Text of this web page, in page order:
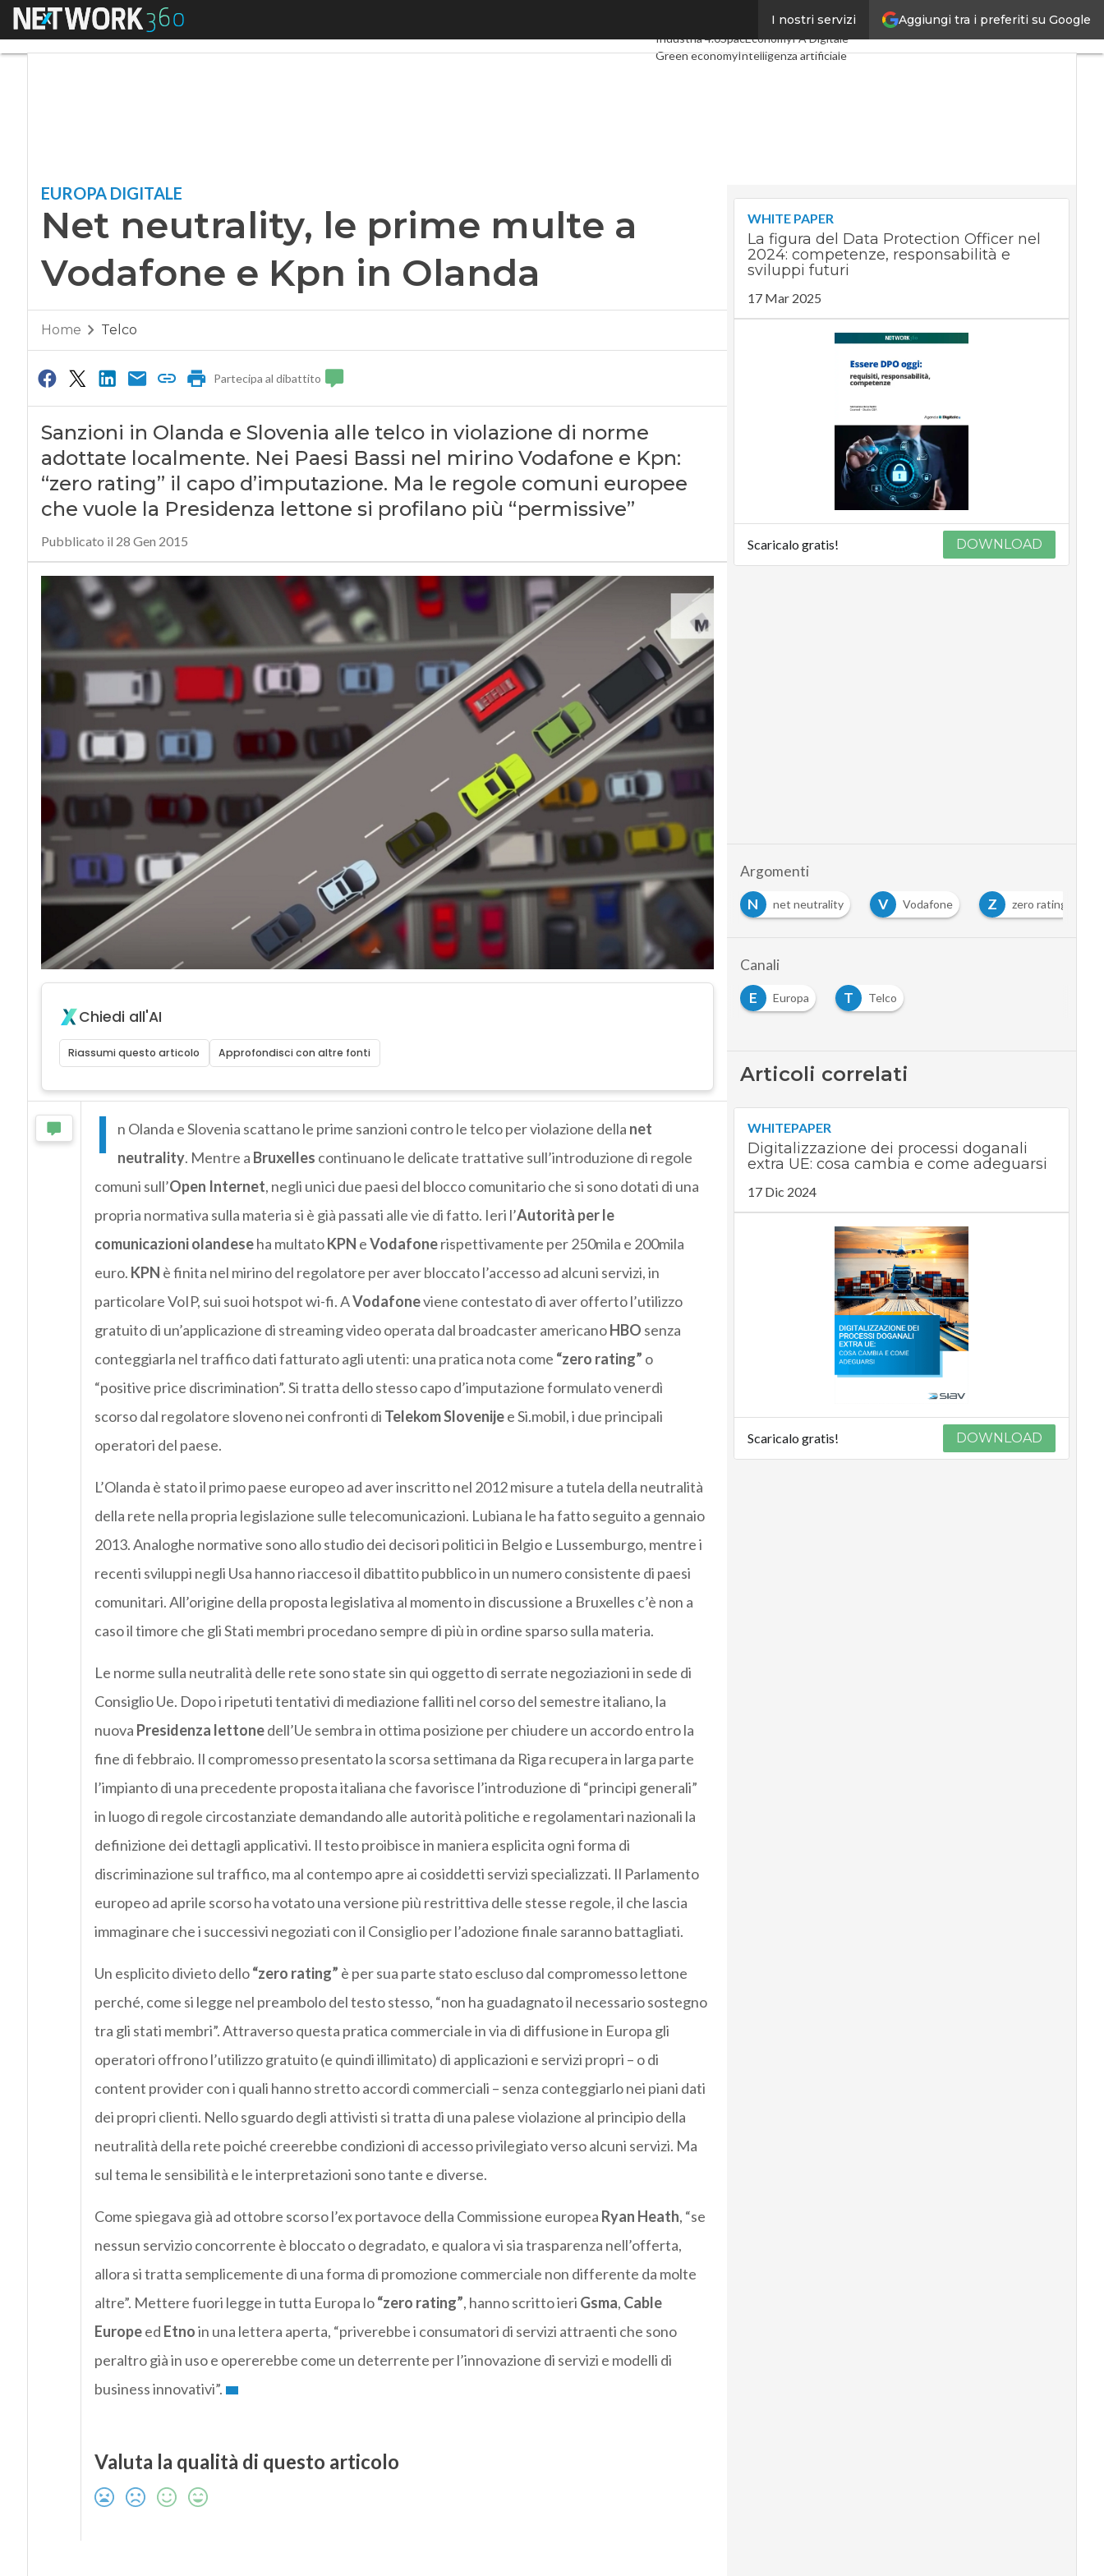
Aggiungi tra i preferiti su Google
I nostri servizi
Menu Digital EconomyTelco
Industria 4.0SpacEconomyPA Digitale
Green economyIntelligenza artificiale
EUROPA DIGITALE
Net neutrality, le prime multe a
Vodafone e Kpn in Olanda
Home Telco
Partecipa al dibattito
Sanzioni in Olanda e Slovenia alle telco in violazione di norme
adottate localmente. Nei Paesi Bassi nel mirino Vodafone e Kpn:
“zero rating” il capo d’imputazione. Ma le regole comuni europee
che vuole la Presidenza lettone si profilano più “permissive”
Pubblicato il 28 Gen 2015
Chiedi all'AI
Riassumi questo articolo Approfondisci con altre fonti
I n Olanda e Slovenia scattano le prime sanzioni contro le telco per violazione della net
neutrality. Mentre a Bruxelles continuano le delicate trattative sull’introduzione di regole
comuni sull’Open Internet, negli unici due paesi del blocco comunitario che si sono dotati di una
propria normativa sulla materia si è già passati alle vie di fatto. Ieri l’Autorità per le
comunicazioni olandeseha multatoKPN eVodafonerispettivamente per 250mila e 200mila
euro. KPN è finita nel mirino del regolatore per aver bloccato l’accesso ad alcuni servizi, in
particolare VoIP, sui suoi hotspot wi-fi. AVodafoneviene contestato di aver offerto l’utilizzo
gratuito di un’applicazione di streaming video operata dal broadcaster americanoHBO senza
conteggiarla nel traffico dati fatturato agli utenti: una pratica nota come “zero rating” o
“positive price discrimination”. Si tratta dello stesso capo d’imputazione formulato venerdì
scorso dal regolatore sloveno nei confronti di Telekom Slovenijee Si.mobil, i due principali
operatori del paese.
L’Olanda è stato il primo paese europeo ad aver inscritto nel 2012 misure a tutela della neutralità
della rete nella propria legislazione sulle telecomunicazioni. Lubiana le ha fatto seguito a gennaio
2013. Analoghe normative sono allo studio dei decisori politici in Belgio e Lussemburgo, mentre i
recenti sviluppi negli Usa hanno riacceso il dibattito pubblico in un numero consistente di paesi
comunitari. All’origine della proposta legislativa al momento in discussione a Bruxelles c’è non a
caso il timore che gli Stati membri procedano sempre di più in ordine sparso sulla materia.
Le norme sulla neutralità delle rete sono state sin qui oggetto di serrate negoziazioni in sede di
Consiglio Ue. Dopo i ripetuti tentativi di mediazione falliti nel corso del semestre italiano, la
nuova Presidenza lettonedell’Ue sembra in ottima posizione per chiudere un accordo entro la
fine di febbraio. Il compromesso presentato la scorsa settimana da Riga recupera in larga parte
l’impianto di una precedente proposta italiana che favorisce l’introduzione di “principi generali”
in luogo di regole circostanziate demandando alle autorità politiche e regolamentari nazionali la
definizione dei dettagli applicativi. Il testo proibisce in maniera esplicita ogni forma di
discriminazione sul traffico, ma al contempo apre ai cosiddetti servizi specializzati. Il Parlamento
europeo ad aprile scorso ha votato una versione più restrittiva delle stesse regole, il che lascia
immaginare che i successivi negoziati con il Consiglio per l’adozione finale saranno battagliati.
Un esplicito divieto dello“zero rating” è per sua parte stato escluso dal compromesso lettone
perché, come si legge nel preambolo del testo stesso, “non ha guadagnato il necessario sostegno
tra gli stati membri”. Attraverso questa pratica commerciale in via di diffusione in Europa gli
operatori offrono l’utilizzo gratuito (e quindi illimitato) di applicazioni e servizi propri – o di
content provider con i quali hanno stretto accordi commerciali – senza conteggiarlo nei piani dati
dei propri clienti. Nello sguardo degli attivisti si tratta di una palese violazione al principio della
neutralità della rete poiché creerebbe condizioni di accesso privilegiato verso alcuni servizi. Ma
sul tema le sensibilità e le interpretazioni sono tante e diverse.
Come spiegava già ad ottobre scorso l’ex portavoce della Commissione europea Ryan Heath, “se
nessun servizio concorrente è bloccato o degradato, e qualora vi sia trasparenza nell’offerta,
allora si tratta semplicemente di una forma di promozione commerciale non differente da molte
altre”. Mettere fuori legge in tutta Europa lo“zero rating”, hanno scritto ieri Gsma, Cable
Europeed Etnoin una lettera aperta, “priverebbe i consumatori di servizi attraenti che sono
peraltro già in uso e opererebbe come un deterrente per l’innovazione di servizi e modelli di
business innovativi”.
Valuta la qualità di questo articolo
WHITE PAPER
La figura del Data Protection Officer nel
2024: competenze, responsabilità e
sviluppi futuri
17 Mar 2025
Scaricalo gratis! DOWNLOAD
Argomenti
N net neutrality V Vodafone Z zero rating
Canali
E
Europa T Telco
Articoli correlati
WHITEPAPER
Digitalizzazione dei processi doganali
extra UE: cosa cambia e come adeguarsi
17 Dic 2024
Scaricalo gratis! DOWNLOAD